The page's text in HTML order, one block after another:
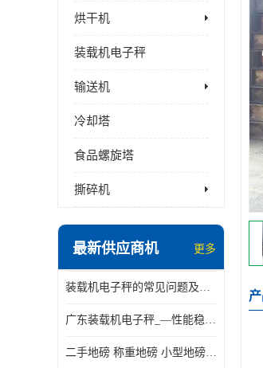
烘干机
装载机电子秤
输送机
冷却塔
食品螺旋塔
撕碎机
最新供应商机 更多
装载机电子秤的常见问题及解决方法介绍
广东装载机电子秤_—性能稳定—操作简单—品质可靠
二手地磅 称重地磅 小型地磅 一百吨地磅